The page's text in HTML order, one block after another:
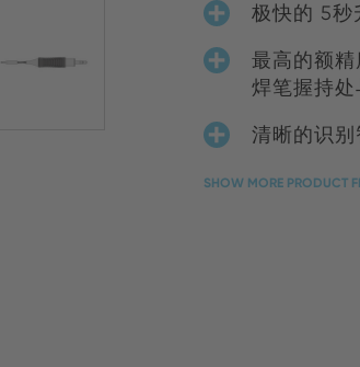
极快的 5秒
最高的额精
焊笔握持处
清晰的识
SHOW MORE PRODUCT